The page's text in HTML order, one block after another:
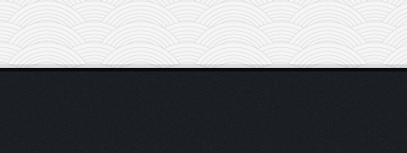
туда-
обратно
WDC